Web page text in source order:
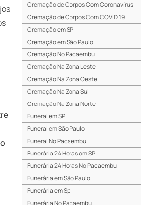
Cremação de Corpos Com Coronavírus
Cremação de Corpos Com COVID 19
Cremação em SP
Cremação em São Paulo
Cremação No Pacaembu
Cremação Na Zona Leste
Cremação Na Zona Oeste
Cremação Na Zona Sul
Cremação Na Zona Norte
Funeral em SP
Funeral em São Paulo
Funeral No Pacaembu
Funerária 24 Horas em SP
Funerária 24 Horas No Pacaembu
Funerária em São Paulo
Funerária em Sp
Funerária No Pacaembu